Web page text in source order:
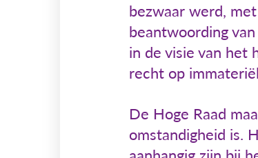
bezwaar werd,
beantwoording
in de visie van het
recht op
De Hoge Raad
omstandigheid is.